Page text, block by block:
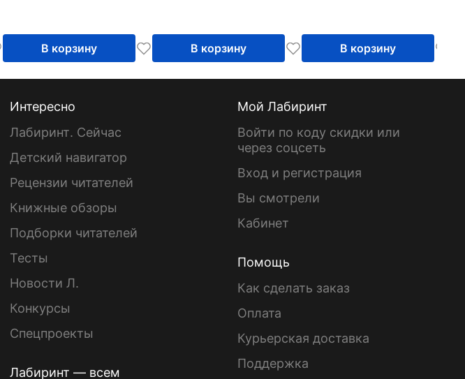
В корзину В корзину В корзину
Интересно
Лабиринт. Сейчас
Детский навигатор
Рецензии читателей
Книжные обзоры
Подборки читателей
Тесты
Новости Л.
Конкурсы
Спецпроекты
Лабиринт — всем
Мой Лабиринт
Войти по коду скидки или
через соцсеть
Вход и регистрация
Вы смотрели
Кабинет
Помощь
Как сделать заказ
Оплата
Курьерская доставка
Поддержка